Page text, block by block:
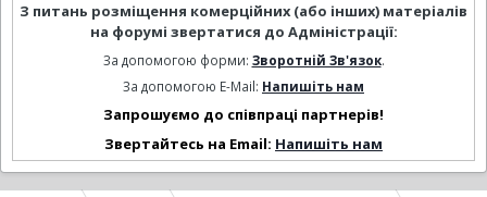
З питань розміщення комерційних (або інших) матеріалів
на форумі звертатися до Адміністрації:
За допомогою форми: Зворотній Зв'язок.
За допомогою E-Mail: Напишіть нам
Запрошуємо до співпраці партнерів!
Звертайтесь на Email: Напишіть нам